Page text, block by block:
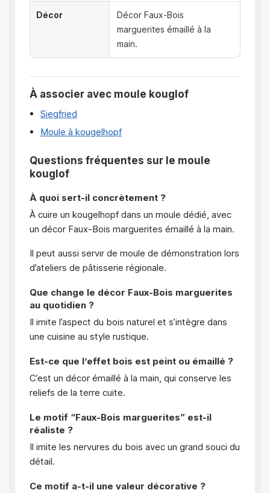
Décor
Décor Faux-Bois
marguerites émaillé à la
main.
À associer avec moule kouglof
Siegfried
Moule à kougelhopf
Questions fréquentes sur le moule
kouglof
À quoi sert-il concrètement ?
À cuire un kougelhopf dans un moule dédié, avec
un décor Faux-Bois marguerites émaillé à la main.
Il peut aussi servir de moule de démonstration lors
d’ateliers de pâtisserie régionale.
Que change le décor Faux-Bois marguerites
au quotidien ?
Il imite l’aspect du bois naturel et s’intègre dans
une cuisine au style rustique.
Est-ce que l’effet bois est peint ou émaillé ?
C’est un décor émaillé à la main, qui conserve les
reliefs de la terre cuite.
Le motif “Faux-Bois marguerites” est-il
réaliste ?
Il imite les nervures du bois avec un grand souci du
détail.
Ce motif a-t-il une valeur décorative ?